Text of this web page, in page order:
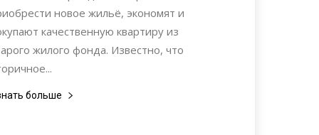
новое жильё, экономят и
качественную квартиру из
жилого фонда. Известно, что
больше